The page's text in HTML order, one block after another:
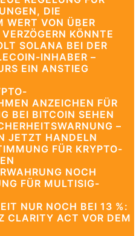
DIE
WERT VON ÜBER
KÖNNTE
SOLANA BEI DER
INHABER –
EIN ANSTIEG
ANZEICHEN FÜR
BEI BITCOIN SEHEN
–
JETZT HANDELN
FÜR KRYPTO-
NOCH
FÜR MULTISIG-
NUR NOCH BEI 13 %:
CLARITY ACT VOR DEM